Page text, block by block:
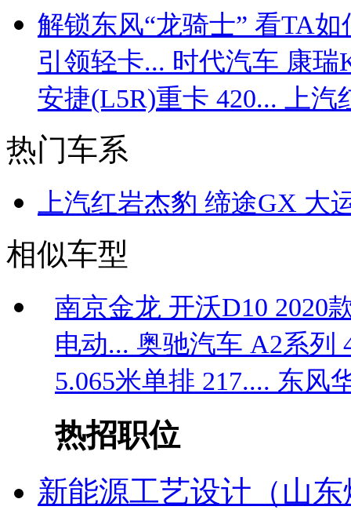
解锁东风“龙骑士” 看TA
引领轻卡... 时代汽车 康瑞
安捷(L5R)重卡 420...
上
热门车系
上汽红岩杰豹 缔途GX 大
相似车型
南京金龙 开沃D10 2020
电动... 奥驰汽车 A2系列
5.065米单排 217.... 东风
热招职位
新能源工艺设计（山